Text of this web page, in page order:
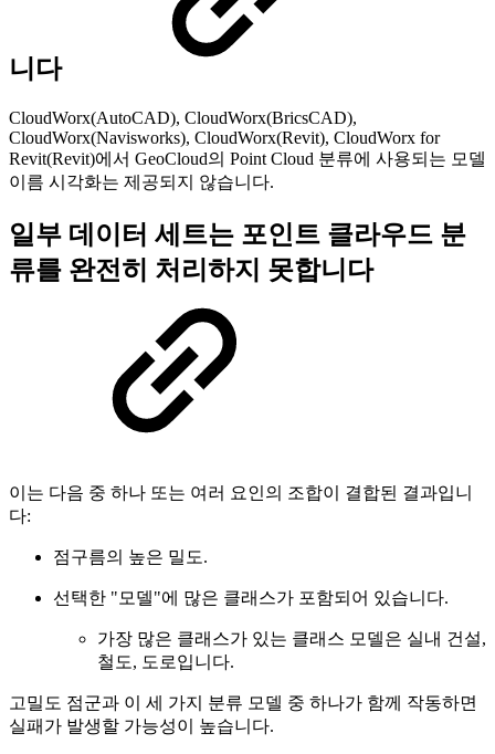
니다
CloudWorx(AutoCAD), CloudWorx(BricsCAD),
CloudWorx(Navisworks), CloudWorx(Revit), CloudWorx for
Revit(Revit)에서 GeoCloud의 Point Cloud 분류에 사용되는 모델
이름 시각화는 제공되지 않습니다.
일부 데이터 세트는 포인트 클라우드 분
류를 완전히 처리하지 못합니다
이는 다음 중 하나 또는 여러 요인의 조합이 결합된 결과입니
다:
점구름의 높은 밀도.
선택한 "모델"에 많은 클래스가 포함되어 있습니다.
가장 많은 클래스가 있는 클래스 모델은 실내 건설,
철도, 도로입니다.
고밀도 점군과 이 세 가지 분류 모델 중 하나가 함께 작동하면
실패가 발생할 가능성이 높습니다.